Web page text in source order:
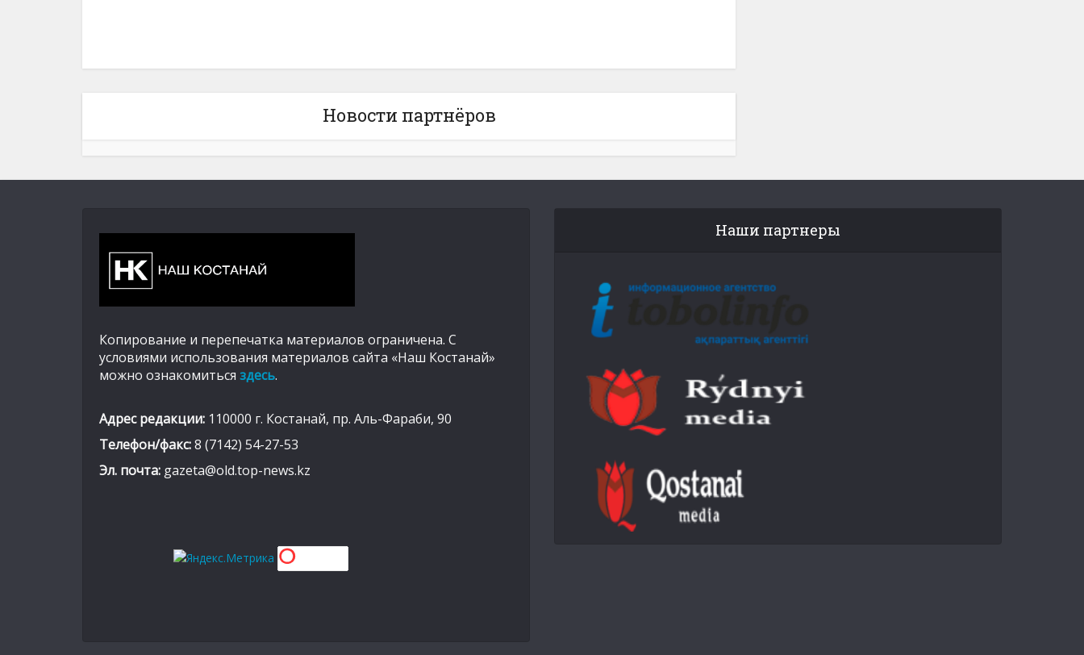
Новости партнёров
Копирование и перепечатка материалов ограничена. С
условиями использования материалов сайта «Наш Костанай»
можно ознакомиться здесь.
Адрес редакции: 110000 г. Костанай, пр. Аль-Фараби, 90
Телефон/факс:8 (7142) 54-27-53
Эл. почта: gazeta@old.top-news.kz
Наши партнеры